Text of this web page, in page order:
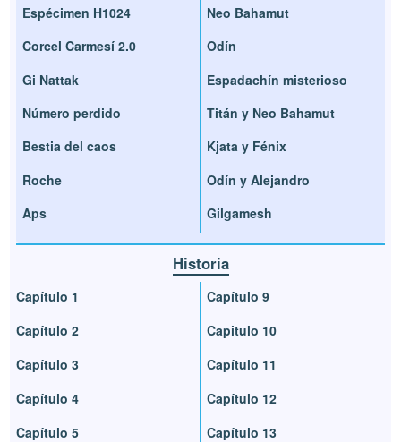
Espécimen H1024
Corcel Carmesí 2.0
Gi Nattak
Número perdido
Bestia del caos
Roche
Aps
Neo Bahamut
Odín
Espadachín misterioso
Titán y Neo Bahamut
Kjata y Fénix
Odín y Alejandro
Gilgamesh
Historia
Capítulo 1
Capítulo 2
Capítulo 3
Capítulo 4
Capítulo 5
Capítulo 9
Capitulo 10
Capítulo 11
Capítulo 12
Capítulo 13